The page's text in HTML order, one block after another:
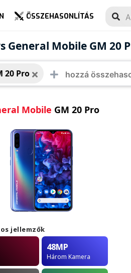
ÖSSZEHASONLÍTÁS
General Mobile GM 20
20 Pro
General Mobile GM 20 Pro
Mobile GM 20 Pro
jellemzők
48MP
Három Kamera